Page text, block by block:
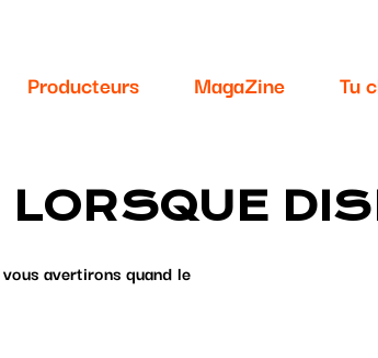
Producteurs MagaZine Tu
avertirons quand le